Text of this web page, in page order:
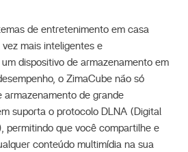
de entretenimento em casa
mais inteligentes e
dispositivo de armazenamento em
o ZimaCube não só
armazenamento de grande
suporta o protocolo DLNA (Digital
permitindo que você compartilhe e
conteúdo multimídia na sua